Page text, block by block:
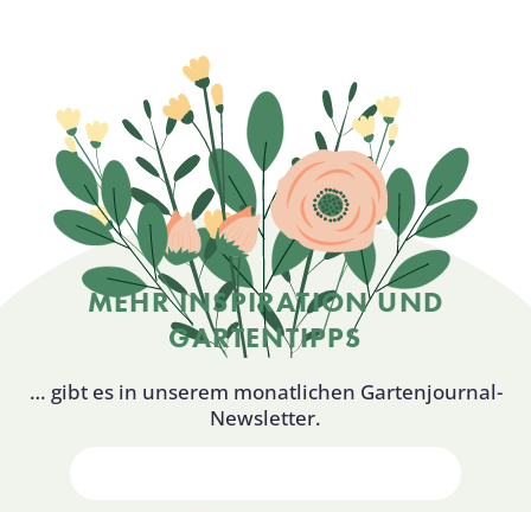
MEHR INSPIRATION UND
GARTENTIPPS
… gibt es in unserem monatlichen Gartenjournal-
Newsletter.